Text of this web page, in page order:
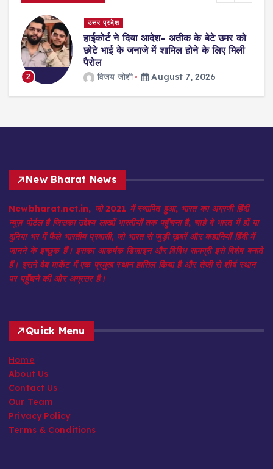
प्रदेश
ने दिया आदेश- अतीक के बेटे उमर को
भाई के जनाजे में शामिल होने के लिए मिली
विजय जोशी August 7, 2026
इलाज
New Bharat News
Newbharat.net.in, जो 2021 में स्थापित हुआ, भारत का अग्रणी हिंदी
न्यूज़ पोर्टल है जिसका उद्देश्य लाखों भारतीयों तक पहुँचना है, चाहे वे भारत में हों या
दुनिया भर में फैले भारतीय प्रवासी, जो भारत से जुड़ी ख़बरें और कहानियाँ हिंदी में
जानने के इच्छुक हैं। इसका आकर्षक डिज़ाइन और विविध सामग्री इसे विशेष बनाते
हैं। इसने वेब मार्केट में एक प्रमुख स्थान हासिल किया है और तेजी से शीर्ष स्थान
पर पहुँचने की ओर अग्रसर है।
Quick Menu
Home
About Us
Contact Us
Our Team
Privacy Policy
Terms & Conditions